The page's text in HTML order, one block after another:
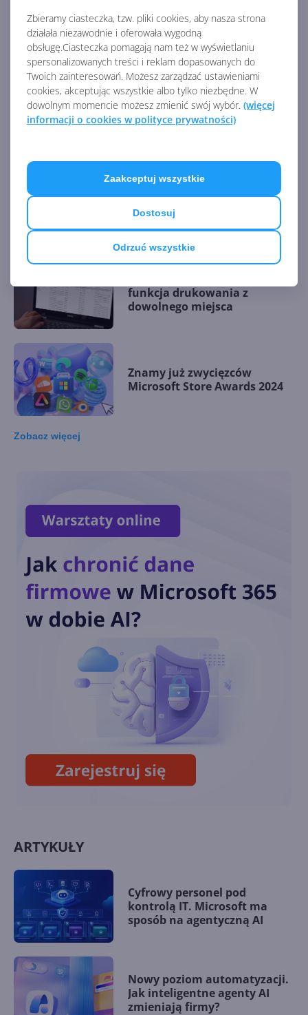
Zbieramy ciasteczka, tzw. pliki cookies, aby nasza strona
działała niezawodnie i oferowała wygodną
obsługę.Ciasteczka pomagają nam też w wyświetlaniu
spersonalizowanych treści i reklam dopasowanych do
Twoich zainteresowań. Możesz zarządzać ustawieniami
cookies, akceptując wszystkie albo tylko niezbędne. W
dowolnym momencie możesz zmienić swój wybór. (więcej
informacji o cookies w polityce prywatności)
Odrzuć wszystkie
Dostosuj
Zaakceptuj wszystkie
quality-audio-streaming-amazon
AKTUALNOŚCI Z KATEGORII
OPROGRAMOWANIE
Sporo nowości w Microsoft
Store na Windows
MSN Pogoda z odświeżoną
stroną główną
funkcja drukowania z
dowolnego miejsca
Znamy już zwycięzców
Microsoft Store Awards 2024
Blender i inne aplikacje
Windows z ulepszeniami na
Snapdragon X Series
Microsoft dodaje nowe
wyszukiwanie plików w
OneDrive
Windows App ogólnodostępna
na wszystkich głównych
platformach
Zobacz więcej
ARTYKUŁY
Cyfrowy personel pod
kontrolą IT. Microsoft ma
sposób na agentyczną AI
Nowy poziom automatyzacji.
Jak inteligentne agenty AI
zmieniają firmy?